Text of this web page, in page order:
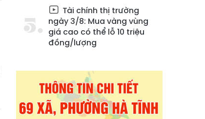
Tài chính thị trường
ngày 3/8: Mua vàng vùng
giá cao có thể lỗ 10 triệu
đồng/lượng